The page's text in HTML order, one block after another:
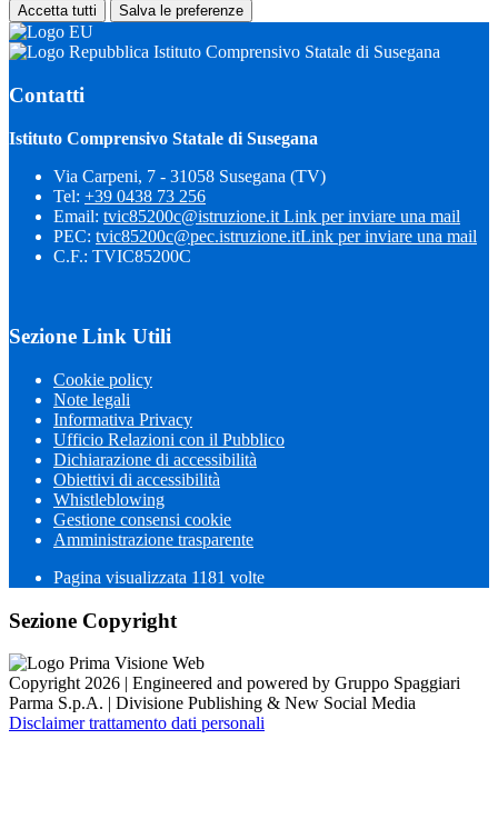
Accetta tutti Salva le preferenze
Istituto Comprensivo Statale di Susegana
Contatti
Istituto Comprensivo Statale di Susegana
Via Carpeni, 7 - 31058 Susegana (TV)
Tel: +39 0438 73 256
Email: tvic85200c@istruzione.it Link per inviare una mail
PEC: tvic85200c@pec.istruzione.itLink per inviare una mail
C.F.: TVIC85200C
Sezione Link Utili
Cookie policy
Note legali
Informativa Privacy
Ufficio Relazioni con il Pubblico
Dichiarazione di accessibilità
Obiettivi di accessibilità
Whistleblowing
Gestione consensi cookie
Amministrazione trasparente
Pagina visualizzata 1181 volte
Sezione Copyright
Copyright 2026 | Engineered and powered by Gruppo Spaggiari
Parma S.p.A. | Divisione Publishing & New Social Media
Disclaimer trattamento dati personali